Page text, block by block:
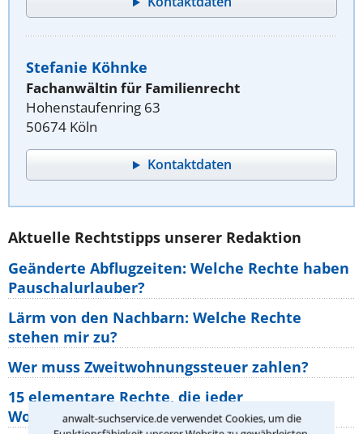
anwalt-suchservice.de verwendet Cookies, um die
Stefanie Köhnke
Fachanwältin für Familienrecht
Hohenstaufenring 63
50674 Köln
Kontaktdaten
Aktuelle Rechtstipps unserer Redaktion
Geänderte Abflugzeiten: Welche Rechte haben
Pauschalurlauber?
Lärm von den Nachbarn: Welche Rechte
stehen mir zu?
Wer muss Zweitwohnungssteuer zahlen?
15 elementare Rechte, die jeder
Wohnungseigentümer kennen sollte